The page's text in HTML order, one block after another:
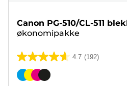
Canon PG-510/CL-511
økonomipakke
4.7 (192)
4.7
av
Fargekassett